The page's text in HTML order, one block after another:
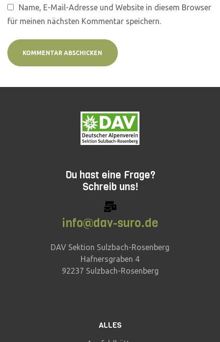
Name, E-Mail-Adresse und Website in diesem Browser
für meinen nächsten Kommentar speichern.
Du hast eine Frage?
Schreib uns!
info@dav-suro.de
DAV Sektion Sulzbach-Rosenberg
Hafnersgraben 4
92237 Sulzbach-Rosenberg
ALLES